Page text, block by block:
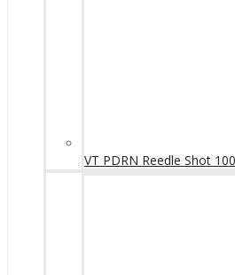
VT PDRN Reedle Shot